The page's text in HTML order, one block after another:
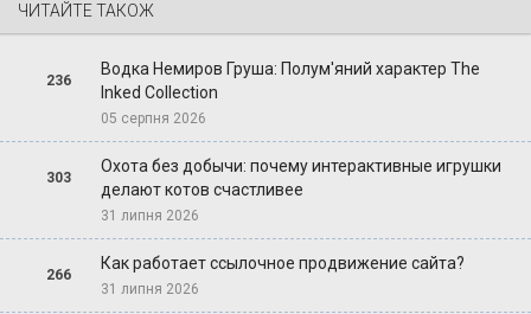
ЧИТАЙТЕ ТАКОЖ
236
Водка Немиров Груша: Полум'яний характер The
Inked Collection
05 серпня 2026
303
Охота без добычи: почему интерактивные игрушки
делают котов счастливее
31 липня 2026
266
Как работает ссылочное продвижение сайта?
31 липня 2026